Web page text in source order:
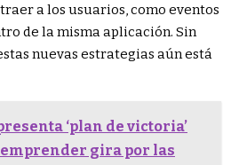
a los usuarios, como eventos
de la misma aplicación. Sin
nuevas estrategias aún está
‘plan de victoria’
gira por las